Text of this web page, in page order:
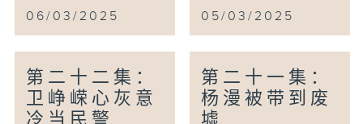
06/03/2025 05/03/2025
第二十二集：
卫峥嵘心灰意
冷当民警
第二十一集：
杨漫被带到废
墟